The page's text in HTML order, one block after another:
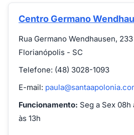
Centro Germano
Rua Germano Wendhausen,
Florianópolis - SC
Telefone: (48) 3028-1093
E-mail:
Funcionamento: Seg a Sex 08h
às 13h